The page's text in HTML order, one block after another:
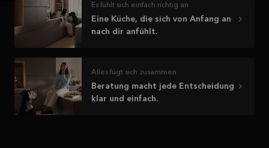
und Spülen*
2026-08-31
lesen
Es fühlt sich einfach richtig an
Eine Küche, die sich von Anfang an
nach dir anfühlt.
Alles fügt sich zusammen
Beratung macht jede Entscheidung
klar und einfach.